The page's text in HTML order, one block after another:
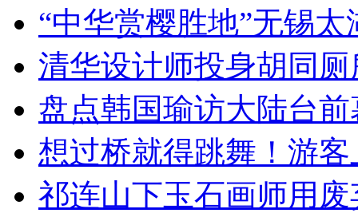
“中华赏樱胜地”无锡
清华设计师投身胡同
盘点韩国瑜访大陆台
想过桥就得跳舞！游客
祁连山下玉石画师用